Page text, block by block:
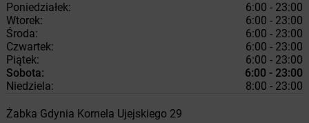
Poniedziałek:
6:00 - 23:00
Wtorek:
6:00 - 23:00
Środa:
6:00 - 23:00
Czwartek:
6:00 - 23:00
Piątek:
6:00 - 23:00
Sobota:
6:00 - 23:00
Niedziela:
8:00 - 23:00
Żabka Gdynia Kornela Ujejskiego 29